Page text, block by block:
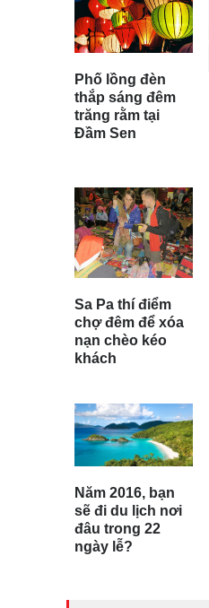
Phố lồng đèn
thắp sáng đêm
trăng rằm tại
Đầm Sen
Sa Pa thí điểm
chợ đêm để xóa
nạn chèo kéo
khách
Năm 2016, bạn
sẽ đi du lịch nơi
đâu trong 22
ngày lễ?